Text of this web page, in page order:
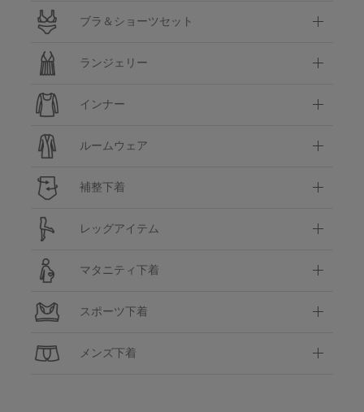
ブラ＆ショーツセット
ランジェリー
インナー
ルームウェア
補整下着
レッグアイテム
マタニティ下着
スポーツ下着
メンズ下着